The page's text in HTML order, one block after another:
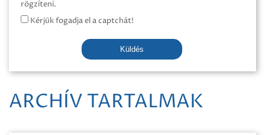
rögzíteni.
Kérjük fogadja el a captchát!
Küldés
ARCHÍV TARTALMAK